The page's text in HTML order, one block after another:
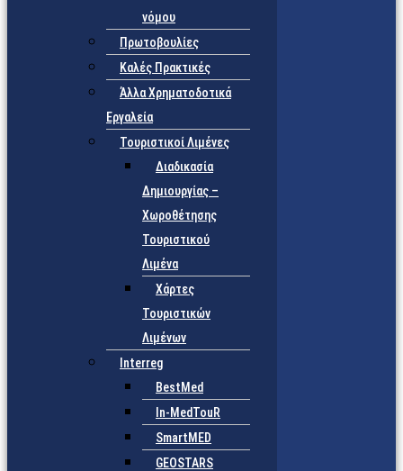
νόμου
Πρωτοβουλίες
Καλές Πρακτικές
Άλλα Χρηματοδοτικά
Εργαλεία
Τουριστικοί Λιμένες
Διαδικασία
Δημιουργίας –
Χωροθέτησης
Τουριστικού
Λιμένα
Χάρτες
Τουριστικών
Λιμένων
Interreg
BestMed
In-MedTouR
SmartMED
GEOSTARS